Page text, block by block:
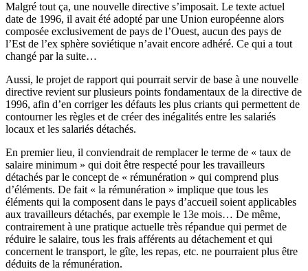
Malgré tout ça, une nouvelle directive s’imposait. Le texte actuel
date de 1996, il avait été adopté par une Union européenne alors
composée exclusivement de pays de l’Ouest, aucun des pays de
l’Est de l’ex sphère soviétique n’avait encore adhéré. Ce qui a tout
changé par la suite…
Aussi, le projet de rapport qui pourrait servir de base à une nouvelle
directive revient sur plusieurs points fondamentaux de la directive de
1996, afin d’en corriger les défauts les plus criants qui permettent de
contourner les règles et de créer des inégalités entre les salariés
locaux et les salariés détachés.
En premier lieu, il conviendrait de remplacer le terme de « taux de
salaire minimum » qui doit être respecté pour les travailleurs
détachés par le concept de « rémunération » qui comprend plus
d’éléments. De fait « la rémunération » implique que tous les
éléments qui la composent dans le pays d’accueil soient applicables
aux travailleurs détachés, par exemple le 13e mois… De même,
contrairement à une pratique actuelle très répandue qui permet de
réduire le salaire, tous les frais afférents au détachement et qui
concernent le transport, le gîte, les repas, etc. ne pourraient plus être
déduits de la rémunération.